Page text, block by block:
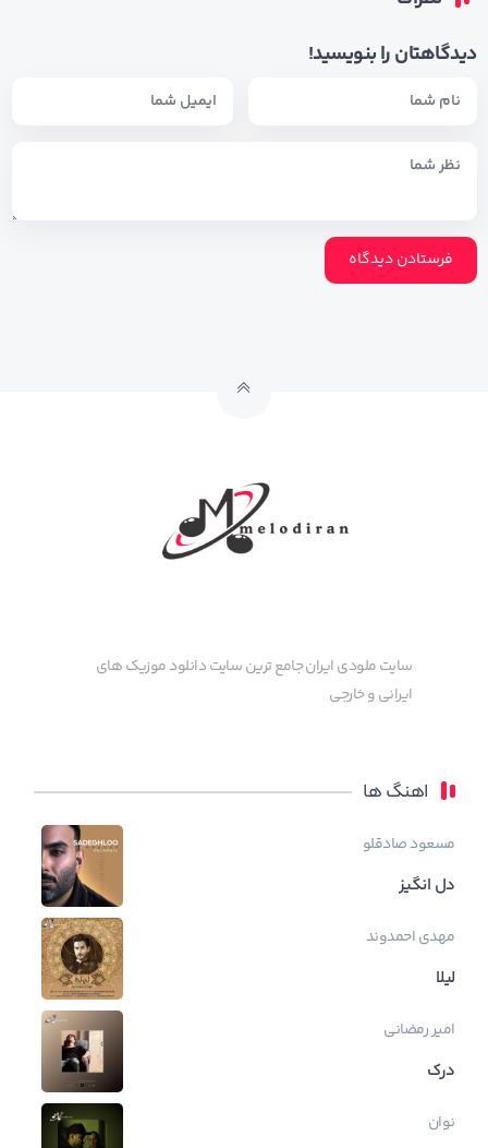
دیدگاهتان را بنویسید!
سایت ملودی ایران جامع ترین سایت دانلود موزیک های
ایرانی و خارجی
اهنگ ها
مسعود صادقلو
دل انگیز
مهدی احمدوند
لیلا
امیر رمضانی
درک
نوان